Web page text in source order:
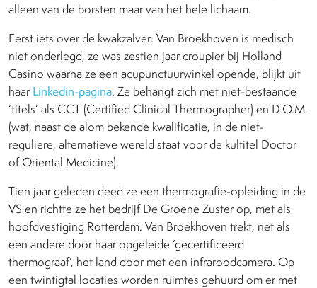
alleen van de borsten maar van het hele lichaam.
Eerst iets over de kwakzalver: Van Broekhoven is medisch
niet onderlegd, ze was zestien jaar croupier bij Holland
Casino waarna ze een acupunctuurwinkel opende, blijkt uit
haar Linkedin-pagina. Ze behangt zich met niet-bestaande
‘titels’ als CCT (Certified Clinical Thermographer) en D.O.M.
(wat, naast de alom bekende kwalificatie, in de niet-
reguliere, alternatieve wereld staat voor de kultitel Doctor
of Oriental Medicine).
Tien jaar geleden deed ze een thermografie-opleiding in de
VS en richtte ze het bedrijf De Groene Zuster op, met als
hoofdvestiging Rotterdam. Van Broekhoven trekt, net als
een andere door haar opgeleide ‘gecertificeerd
thermograaf’, het land door met een infraroodcamera. Op
een twintigtal locaties worden ruimtes gehuurd om er met